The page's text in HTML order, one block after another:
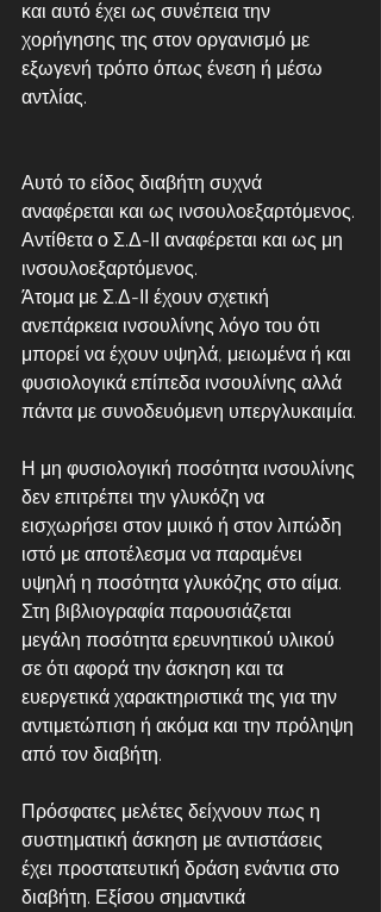
και αυτό έχει ως συνέπεια την
χορήγησης της στον οργανισμό με
εξωγενή τρόπο όπως ένεση ή μέσω
αντλίας.
Αυτό το είδος διαβήτη συχνά
αναφέρεται και ως ινσουλοεξαρτόμενος.
Αντίθετα ο Σ.Δ-ΙΙ αναφέρεται και ως μη
ινσουλοεξαρτόμενος.
Άτομα με Σ.Δ-ΙΙ έχουν σχετική
ανεπάρκεια ινσουλίνης λόγο του ότι
μπορεί να έχουν υψηλά, μειωμένα ή και
φυσιολογικά επίπεδα ινσουλίνης αλλά
πάντα με συνοδευόμενη υπεργλυκαιμία.
Η μη φυσιολογική ποσότητα ινσουλίνης
δεν επιτρέπει την γλυκόζη να
εισχωρήσει στον μυικό ή στον λιπώδη
ιστό με αποτέλεσμα να παραμένει
υψηλή η ποσότητα γλυκόζης στο αίμα.
Στη βιβλιογραφία παρουσιάζεται
μεγάλη ποσότητα ερευνητικού υλικού
σε ότι αφορά την άσκηση και τα
ευεργετικά χαρακτηριστικά της για την
αντιμετώπιση ή ακόμα και την πρόληψη
από τον διαβήτη.
Πρόσφατες μελέτες δείχνουν πως η
συστηματική άσκηση με αντιστάσεις
έχει προστατευτική δράση ενάντια στο
διαβήτη. Εξίσου σημαντικά